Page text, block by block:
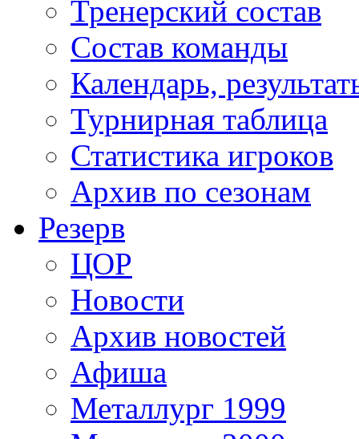
Тренерский состав
Состав команды
Календарь,
Турнирная таблица
Статистика игроков
Архив по сезонам
Резерв
ЦОР
Новости
Архив новостей
Афиша
Металлург 1999